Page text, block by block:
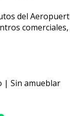
del
comerciales,
| Sin amueblar